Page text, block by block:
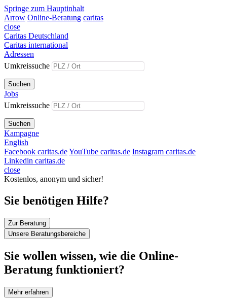
Springe zum Hauptinhalt
Arrow Online-Beratung caritas
close
Caritas Deutschland
Caritas international
Adressen
Umkreissuche
Suchen
Jobs
Umkreissuche
Suchen
Kampagne
English
Facebook caritas.deYouTube caritas.de Instagram caritas.de
Linkedin caritas.de
close
Kostenlos, anonym und sicher!
Sie benötigen Hilfe?
Zur Beratung
Unsere Beratungsbereiche
Sie wollen wissen, wie die Online-
Beratung funktioniert?
Mehr erfahren